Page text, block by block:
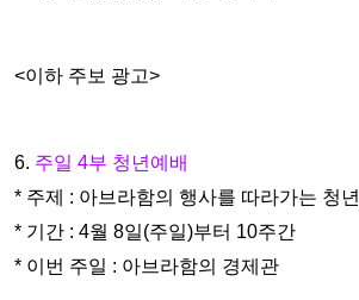
<이하 주보 광고>
6. 주일 4부 청년예배
* 주제 : 아브라함의 행사를 따라가는 청
* 기간 : 4월 8일(주일)부터 10주간
* 이번 주일 : 아브라함의 경제관